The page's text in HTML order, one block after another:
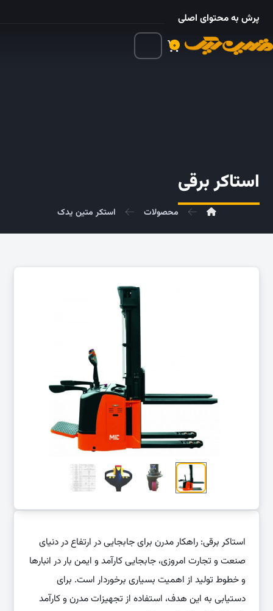
۰۲۱ – ۵۵۲۴ ۵۳۲۵
۰
پرش به محتوای اصلی
استاکر برقی
محصولات استکر متین یدک
استاکر برقی: راهکار مدرن برای جابجایی در ارتفاع در دنیای
صنعت و تجارت امروزی، جابجایی کارآمد و ایمن بار در انبارها
و خطوط تولید از اهمیت بسیاری برخوردار است. برای
دستیابی به این هدف، استفاده از تجهیزات مدرن و کارآمد